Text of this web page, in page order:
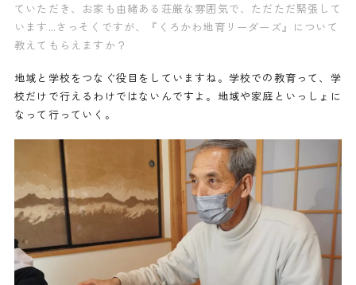
ていただき、お家も由緒ある荘厳な雰囲気で、ただただ緊張して
います…さっそくですが、『くろかわ地育リーダーズ』について
教えてもらえますか？
地域と学校をつなぐ役目をしていますね。学校での教育って、学
校だけで行えるわけではないんですよ。地域や家庭といっしょに
なって行っていく。